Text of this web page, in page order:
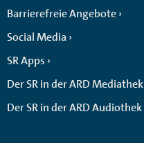
Barrierefreie Angebote
Social Media
SR Apps
Der SR in der ARD Mediathek
Der SR in der ARD Audiothek